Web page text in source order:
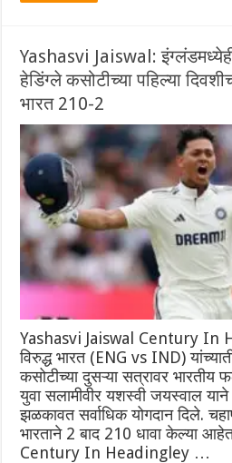
Yashasvi Jaiswal:
हेडिंग्ले कसोटीच्या पहिल्या
भारत 210-2
Yashasvi Jaiswal Century In
विरुद्ध भारत (ENG vs IND)
कसोटीच्या दुसऱ्या सत्रावर भारतीय
युवा सलामीवीर यशस्वी जयस्वाल
झळकावत सर्वाधिक योगदान दिले.
भारताने 2 बाद 210 धावा केल्या
Century In Headingley …